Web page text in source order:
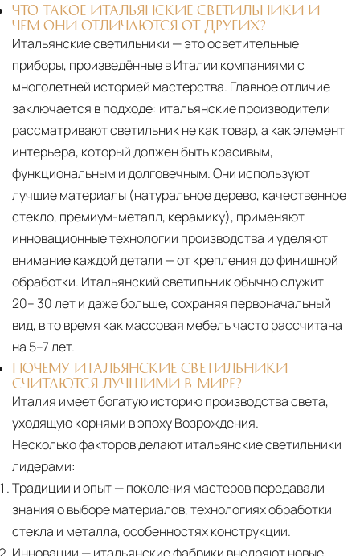
Вывоз упаковочного материала— полная
очистка помещения от тары и упаковки
Гарантийная проверка— осмотр товара на
предмет повреждений и дефектов при
доставке
Сроки доставкиСтандартная доставка по
Москве осуществляется в течение 3-5 рабочих
дней. Для Московской области сроки зависят
от удалённости объекта и варьируются от 5 до
10 рабочих дней. Возможна срочная доставка
при наличии свободных логистических
ресурсов.
Управление логистикой и контроль
качества
Каждый заказ отслеживается в режиме
реального времени через систему GPS-
мониторинга. Наша команда логистических
специалистов с опытом работы в
международной доставке обеспечивает
полную сохранность груза, соблюдение
температурного режима и защиту от
механических повреждений на всех этапах
маршрута.
ЧТО ТАКОЕ ИТАЛЬЯНСКИЕ СВЕТИЛЬНИКИ И
ЧЕМ ОНИ ОТЛИЧАЮТСЯ ОТ ДРУГИХ?
Итальянские светильники — это осветительные
приборы, произведённые в Италии компаниями с
многолетней историей мастерства. Главное отличие
заключается в подходе: итальянские производители
рассматривают светильник не как товар, а как элемент
интерьера, который должен быть красивым,
функциональным и долговечным. Они используют
лучшие материалы (натуральное дерево, качественное
стекло, премиум-металл, керамику), применяют
инновационные технологии производства и уделяют
внимание каждой детали — от крепления до финишной
обработки. Итальянский светильник обычно служит
20– 30 лет и даже больше, сохраняя первоначальный
вид, в то время как массовая мебель часто рассчитана
на 5–7 лет.
ПОЧЕМУ ИТАЛЬЯНСКИЕ СВЕТИЛЬНИКИ
СЧИТАЮТСЯ ЛУЧШИМИ В МИРЕ?
Италия имеет богатую историю производства света,
уходящую корнями в эпоху Возрождения.
Несколько факторов делают итальянские светильники
лидерами:
Традиции и опыт— поколения мастеров передавали
знания о выборе материалов, технологиях обработки
стекла и металла, особенностях конструкции.